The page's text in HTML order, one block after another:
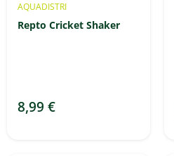
AQUADISTRI
Repto Cricket Shaker
8,99 €